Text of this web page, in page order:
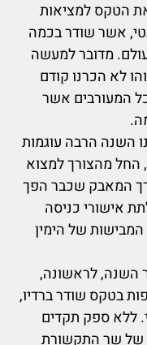
הטקס למציאות
אשר שודר בכמה
מדובר למעשה
לא הכרנו קודם
המעורבים אשר
השנה הרבה עוגמות
החל מהצורך למצוא
המאבק שכבר הפך
אישורי כניסה
של הימין
השנה, לראשונה,
בטקס שודר ברדיו,
ללא ספק תקדים
של שר התקשורת